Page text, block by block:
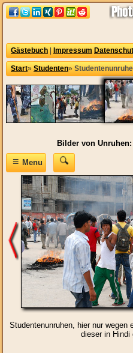
Gästebuch Impressum
Start» Studenten»
Bilder von
≡Menu
Studentenunruhen, hier nur wegen
dieser in Hindi